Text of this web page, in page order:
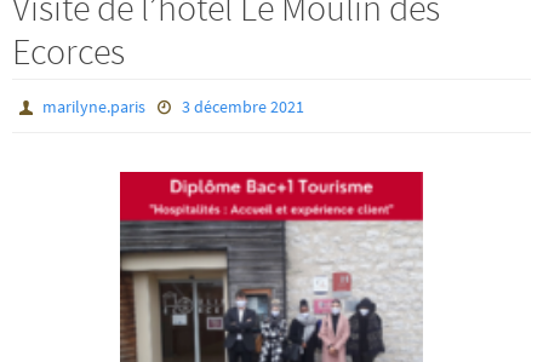
Ecorces
marilyne.paris 3 décembre 2021